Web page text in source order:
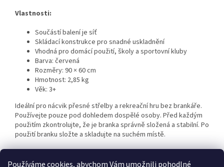
Používáme cookies, abychom Vám umožnili pohodlné
Vlastnosti:
Součástí balení je síť
Skládací konstrukce pro snadné uskladnění
Vhodná pro domácí použití, školy a sportovní kluby
Barva: červená
Rozměry: 90 × 60 cm
Hmotnost: 2,85 kg
Věk: 3+
Ideální pro nácvik přesné střelby a rekreační hru bez brankáře.
Používejte pouze pod dohledem dospělé osoby. Před každým
použitím zkontrolujte, že je branka správně složená a stabilní. Po
použití branku složte a skladujte na suchém místě.